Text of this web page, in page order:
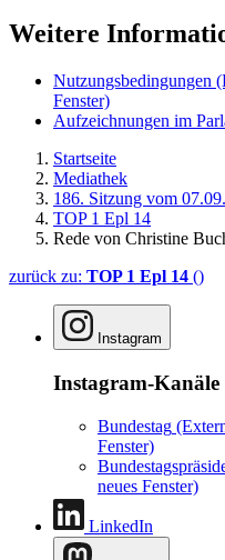
Weitere
Nutzungsbedingungen
Fenster)
Aufzeichnungen im
Startseite
Mediathek
186. Sitzung vom
TOP 1 Epl 14
Rede von Christine
zurück zu: TOP 1 Epl 14 ()
Instagram
Instagram-Kanäle
Bundestag
Fenster)
neues Fenster)
LinkedIn